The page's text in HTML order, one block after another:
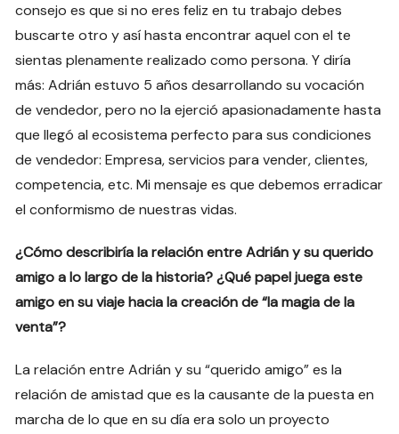
consejo es que si no eres feliz en tu trabajo debes
buscarte otro y así hasta encontrar aquel con el te
sientas plenamente realizado como persona. Y diría
más: Adrián estuvo 5 años desarrollando su vocación
de vendedor, pero no la ejerció apasionadamente hasta
que llegó al ecosistema perfecto para sus condiciones
de vendedor: Empresa, servicios para vender, clientes,
competencia, etc. Mi mensaje es que debemos erradicar
el conformismo de nuestras vidas.
¿Cómo describiría la relación entre Adrián y su querido
amigo a lo largo de la historia? ¿Qué papel juega este
amigo en su viaje hacia la creación de “la magia de la
venta”?
La relación entre Adrián y su “querido amigo” es la
relación de amistad que es la causante de la puesta en
marcha de lo que en su día era solo un proyecto